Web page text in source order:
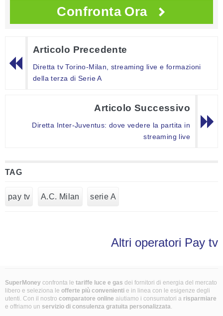
Confronta Ora
Articolo Precedente
Diretta tv Torino-Milan, streaming live e formazioni
della terza di Serie A
Articolo Successivo
Diretta Inter-Juventus: dove vedere la partita in
streaming live
TAG
pay tv A.C. Milan serie A
Altri operatori Pay tv
SuperMoney confronta le tariffe luce e gas dei fornitori di energia del mercato
libero e seleziona le offerte più convenienti e in linea con le esigenze degli
utenti. Con il nostro comparatore online aiutiamo i consumatori a risparmiare
e offriamo un servizio di consulenza gratuita personalizzata.